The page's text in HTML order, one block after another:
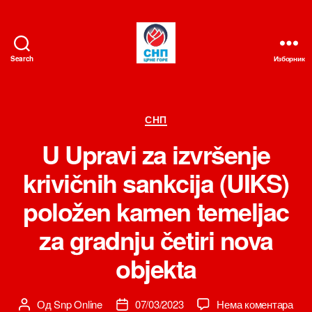
Search Изборник
Категорије
СНП
U Upravi za izvršenje
krivičnih sankcija (UIKS)
položen kamen temeljac
za gradnju četiri nova
objekta
Аутор
ОдSnp Online
Датум07/03/2023 Нема коментарана